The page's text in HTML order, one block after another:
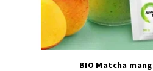
BIO Matcha